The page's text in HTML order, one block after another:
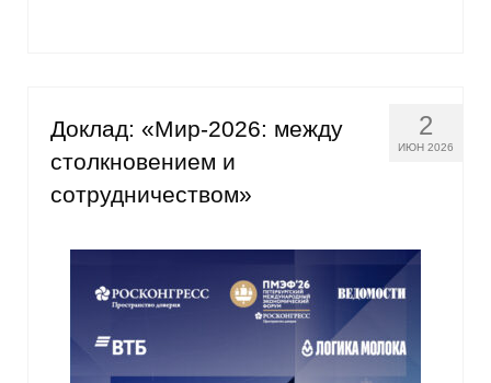
2
ИЮН 2026
Доклад: «Мир-2026: между
столкновением и
сотрудничеством»